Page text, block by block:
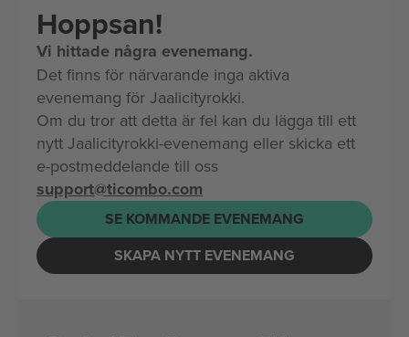
Hoppsan!
Vi hittade några evenemang.
Det finns för närvarande inga aktiva
evenemang för Jaalicityrokki.
Om du tror att detta är fel kan du lägga till ett
nytt Jaalicityrokki-evenemang eller skicka ett
e-postmeddelande till oss
support@ticombo.com
SE KOMMANDE EVENEMANG
SKAPA NYTT EVENEMANG